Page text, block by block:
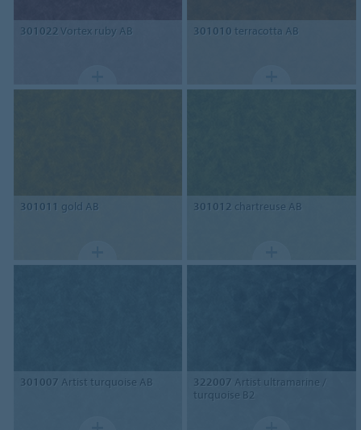
301022 Vortex ruby AB 301010 terracotta AB
301011 gold AB 301012 chartreuse AB
301007 Artist turquoise AB 322007 Artist ultramarine /
turquoise B2